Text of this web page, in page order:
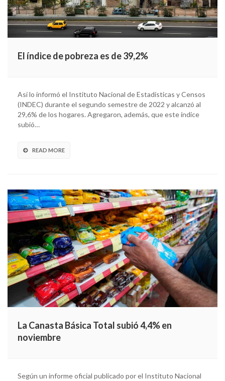
El índice de pobreza es de 39,2%
Así lo informó el Instituto Nacional de Estadísticas y Censos
(INDEC) durante el segundo semestre de 2022 y alcanzó al
29,6% de los hogares. Agregaron, además, que este índice
subió…
READ MORE
La Canasta Básica Total subió 4,4% en
noviembre
Según un informe oficial publicado por el Instituto Nacional